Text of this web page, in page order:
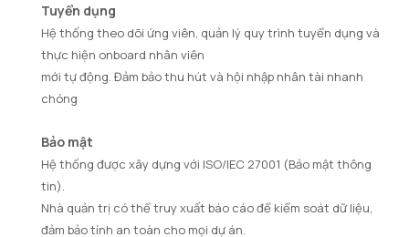
Tuyển dụng
Hệ thống theo dõi ứng viên, quản lý quy trình tuyển dụng và
thực hiện onboard nhân viên
mới tự động. Đảm bảo thu hút và hội nhập nhân tài nhanh
chóng
Bảo mật
Hệ thống được xây dựng với ISO/IEC 27001 (Bảo mật thông
tin).
Nhà quản trị có thể truy xuất báo cáo để kiểm soát dữ liệu,
đảm bảo tính an toàn cho mọi dự án.